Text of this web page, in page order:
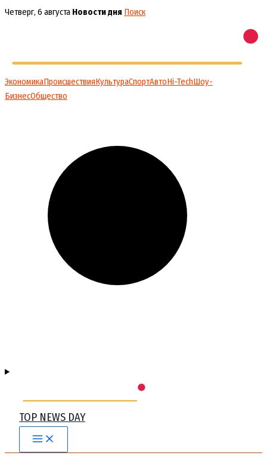
Перейти
Четверг, 6 августа Новости дня Поиск
ЭкономикаПроисшествияКультураСпортАвтоHi-TechШоу-
БизнесОбщество
TOP NEWS DAY
Main
Menu